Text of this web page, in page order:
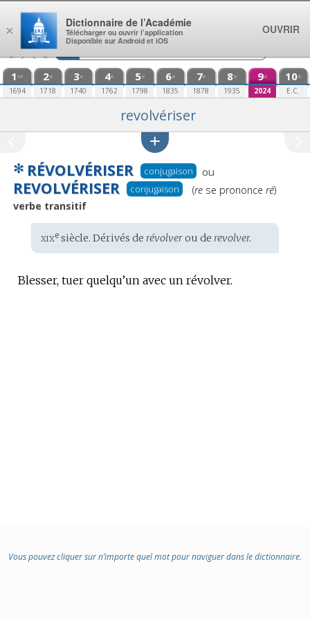
Aller au contenu
1 re
1694
2e
1718
3e
1740
4e
1762
5e
1798
6e
1835
7e
1878
8e
1935
9e
2024
10e
E.C.
revolvériser
✻ RÉVOLVÉRISER conjugaison ou
REVOLVÉRISER conjugaison
Prononciation
(rese prononce ré)
verbe transitif
Étymologie
:
xixesiècle. Dérivés de révolverou de revolver.
Blesser, tuer quelqu’un avec un révolver.
Vous pouvez cliquer sur n’importe quel mot pour naviguer dans le dictionnaire.
×
Dictionnaire de l’Académie
Télécharger ou ouvrir l’application
Disponible sur Android et iOS
OUVRIR